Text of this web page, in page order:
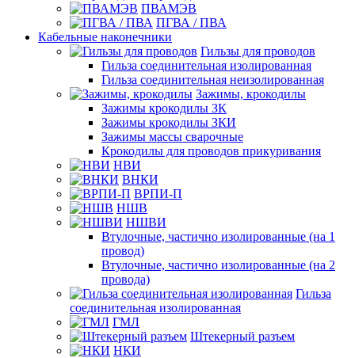
ПВАМЭВ
ПГВА / ПВА
Кабельные наконечники
Гильзы для проводов
Гильза соединительная изолированная
Гильза соединительная неизолированная
Зажимы, крокодилы
Зажимы крокодилы ЗК
Зажимы крокодилы ЗКИ
Зажимы массы сварочные
Крокодилы для проводов прикуривания
НВИ
ВНКИ
ВРПИ-П
НШВ
НШВИ
Втулочные, частично изолированные (на 1
провод)
Втулочные, частично изолированные (на 2
провода)
Гильза
соединительная изолированная
ГМЛ
Штекерный разъем
НКИ